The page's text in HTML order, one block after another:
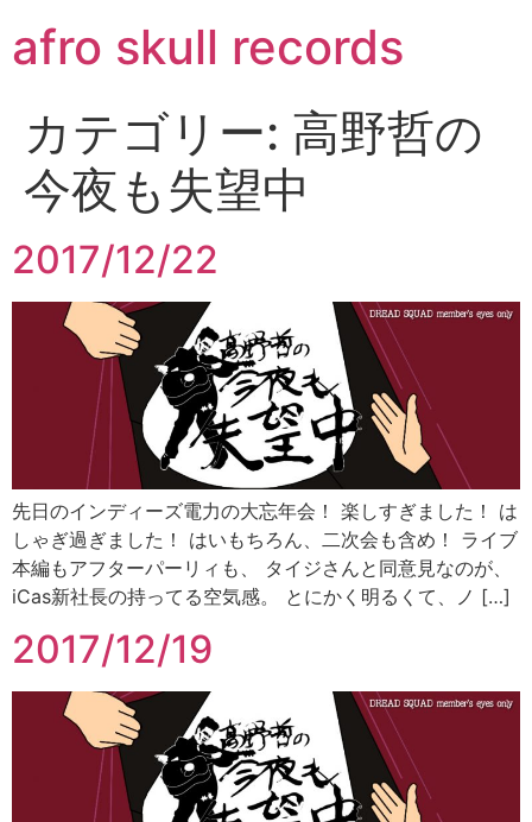
ン
テ
ッ
プ
afro skull records
カテゴリー: 高野哲の
今夜も失望中
2017/12/22
先日のインディーズ電力の大忘年会！ 楽しすぎました！ は
しゃぎ過ぎました！ はいもちろん、二次会も含め！ ライブ
本編もアフターパーリィも、 タイジさんと同意見なのが、
iCas新社長の持ってる空気感。 とにかく明るくて、ノ […]
2017/12/19